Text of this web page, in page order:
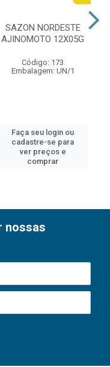
SAZON NORDESTE
AJINOMOTO 12X05G
Código: 173
Embalagem: UN/1
Faça seu login ou
cadastre-se para
ver preços e
comprar
nossas